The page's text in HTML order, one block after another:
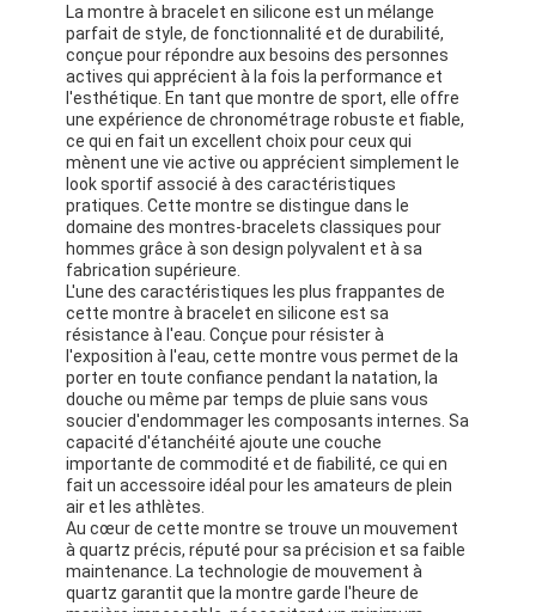
La montre à bracelet en silicone est un mélange
parfait de style, de fonctionnalité et de durabilité,
conçue pour répondre aux besoins des personnes
actives qui apprécient à la fois la performance et
l'esthétique. En tant que montre de sport, elle offre
une expérience de chronométrage robuste et fiable,
ce qui en fait un excellent choix pour ceux qui
mènent une vie active ou apprécient simplement le
look sportif associé à des caractéristiques
pratiques. Cette montre se distingue dans le
domaine des montres-bracelets classiques pour
hommes grâce à son design polyvalent et à sa
fabrication supérieure.
L'une des caractéristiques les plus frappantes de
cette montre à bracelet en silicone est sa
résistance à l'eau. Conçue pour résister à
l'exposition à l'eau, cette montre vous permet de la
porter en toute confiance pendant la natation, la
douche ou même par temps de pluie sans vous
soucier d'endommager les composants internes. Sa
capacité d'étanchéité ajoute une couche
importante de commodité et de fiabilité, ce qui en
fait un accessoire idéal pour les amateurs de plein
air et les athlètes.
Au cœur de cette montre se trouve un mouvement
à quartz précis, réputé pour sa précision et sa faible
maintenance. La technologie de mouvement à
quartz garantit que la montre garde l'heure de